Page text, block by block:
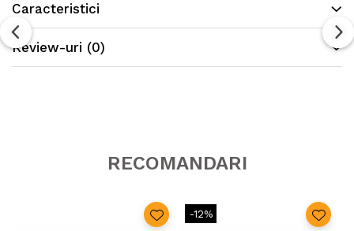
Caracteristici
Review-uri (0)
RECOMANDARI
-12%